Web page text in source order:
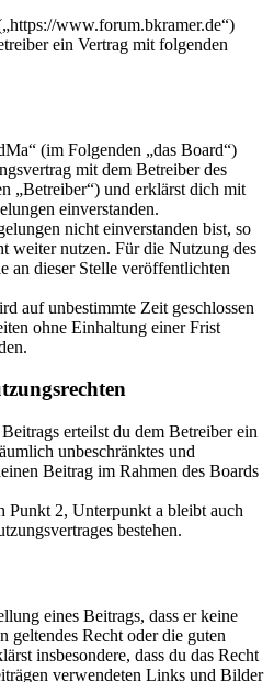
www.forum.bkramer.de“)
ein Vertrag mit folgenden
(im Folgenden „das Board“)
mit dem Betreiber des
„Betreiber“) und erklärst dich mit
einverstanden.
nicht einverstanden bist, so
weiter nutzen. Für die Nutzung des
an dieser Stelle veröffentlichten
auf unbestimmte Zeit geschlossen
ohne Einhaltung einer Frist
erteilst du dem Betreiber ein
unbeschränktes und
Beitrag im Rahmen des Boards
Punkt 2, Unterpunkt a bleibt auch
bestehen.
eines Beitrags, dass er keine
geltendes Recht oder die guten
insbesondere, dass du das Recht
verwendeten Links und Bilder